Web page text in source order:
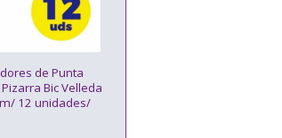
de Punta
Bic Velleda
12 unidades/